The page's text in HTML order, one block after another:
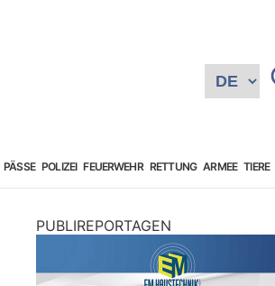
PÄSSE POLIZEI FEUERWEHR RETTUNG ARMEE TIERE
PUBLIREPORTAGEN